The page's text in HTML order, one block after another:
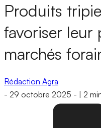
Produits
favoriser leur
marchés
Rédaction Agra
- 29 octobre 2025 - 2